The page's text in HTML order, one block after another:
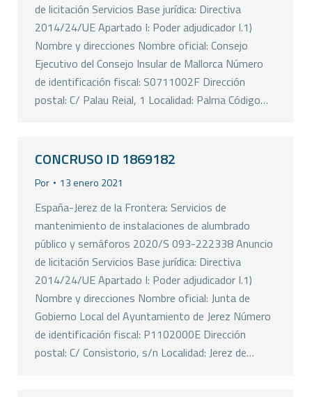
de licitación Servicios Base jurídica: Directiva
2014/24/UE Apartado I: Poder adjudicador I.1)
Nombre y direcciones Nombre oficial: Consejo
Ejecutivo del Consejo Insular de Mallorca Número
de identificación fiscal: S0711002F Dirección
postal: C/ Palau Reial, 1 Localidad: Palma Código…
CONCRUSO ID 1869182
Por 13 enero 2021
España-Jerez de la Frontera: Servicios de
mantenimiento de instalaciones de alumbrado
público y semáforos 2020/S 093-222338 Anuncio
de licitación Servicios Base jurídica: Directiva
2014/24/UE Apartado I: Poder adjudicador I.1)
Nombre y direcciones Nombre oficial: Junta de
Gobierno Local del Ayuntamiento de Jerez Número
de identificación fiscal: P1102000E Dirección
postal: C/ Consistorio, s/n Localidad: Jerez de…